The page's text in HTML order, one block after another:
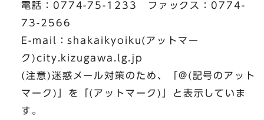
電話：0774-75-1233 ファックス：0774-
73-2566
E-mail：shakaikyoiku(アットマー
ク)city.kizugawa.lg.jp
(注意)迷惑メール対策のため、「@(記号のアット
マーク)」を「(アットマーク)」と表示していま
す。